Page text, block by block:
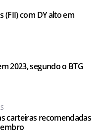
(FII) com DY alto em
2023, segundo o BTG
carteiras recomendadas